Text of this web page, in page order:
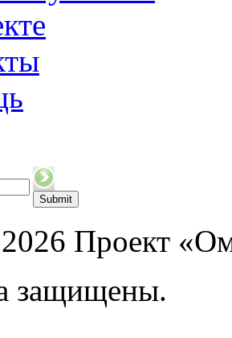
Проект
защищены.